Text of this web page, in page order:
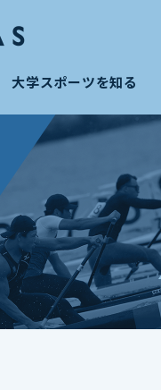
大学スポーツを知る